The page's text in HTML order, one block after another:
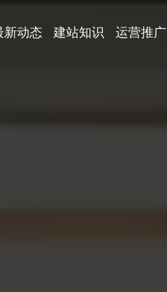
新动态 建站知识 运营推广